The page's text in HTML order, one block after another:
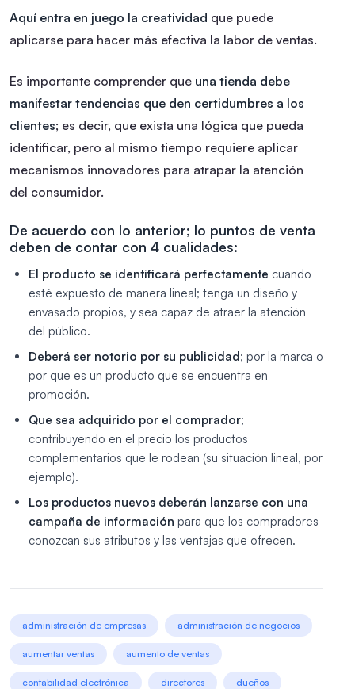
Aquí entra en juego la creatividad que puede
aplicarse para hacer más efectiva la labor de ventas.
Es importante comprender que una tienda debe
manifestar tendencias que den certidumbres a los
clientes; es decir, que exista una lógica que pueda
identificar, pero al mismo tiempo requiere aplicar
mecanismos innovadores para atrapar la atención
del consumidor.
De acuerdo con lo anterior; lo puntos de venta
deben de contar con 4 cualidades:
El producto se identificará perfectamente cuando
esté expuesto de manera lineal; tenga un diseño y
envasado propios, y sea capaz de atraer la atención
del público.
Deberá ser notorio por su publicidad; por la marca o
por que es un producto que se encuentra en
promoción.
Que sea adquirido por el comprador;
contribuyendo en el precio los productos
complementarios que le rodean (su situación lineal, por
ejemplo).
Los productos nuevos deberán lanzarse con una
campaña de información para que los compradores
conozcan sus atributos y las ventajas que ofrecen.
administración de empresas administración de negocios
aumentar ventas aumento de ventas
contabilidad electrónica directores dueños